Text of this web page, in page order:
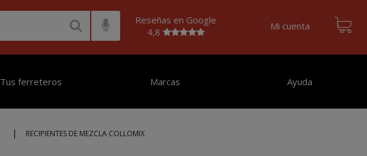
Reseñas en Google
4,8
Mi cuenta
Tus ferreteros Marcas Ayuda
| RECIPIENTES DE MEZCLA COLLOMIX